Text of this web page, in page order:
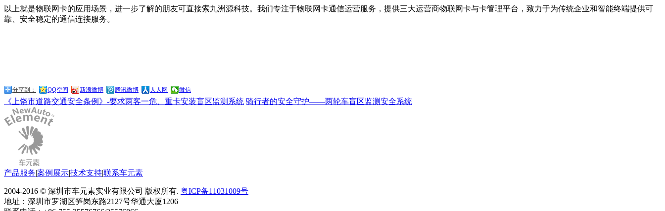
以上就是物联网卡的应用场景，进一步了解的朋友可直接索九洲源科技。我们专注于物联网卡通信运营服务，提供三大运营商物联网卡与卡管理平台，致力于为传统企业和智能终端提供可
靠、安全稳定的通信连接服务。
分享到： QQ空间 新浪微博 腾讯微博 人人网 微信
《上饶市道路交通安全条例》-要求两客一危、重卡安装盲区监测系统 骑行者的安全守护——两轮车盲区监测安全系统
产品服务|案例展示|技术支持|联系车元素
2004-2016 © 深圳市车元素实业有限公司 版权所有. 粤ICP备11031009号
地址：深圳市罗湖区笋岗东路2127号华通大厦1206